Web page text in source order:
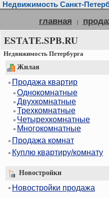
Недвижимость Санкт-
главная |
ESTATE.SPB.RU
Недвижимость Петербурга
Жилая
Продажа квартир
Однокомнатные
Двухкомнатные
Трехкомнатные
Четырехкомнатные
Многокомнатные
Продажа комнат
Куплю квартиру/комнату
Новостройки
Новостройки продажа